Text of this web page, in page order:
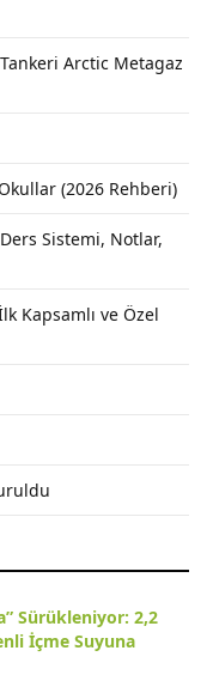
Tankeri Arctic Metagaz
(2026 Rehberi)
Sistemi, Notlar,
Kapsamlı ve Özel
Sürükleniyor: 2,2
İçme Suyuna